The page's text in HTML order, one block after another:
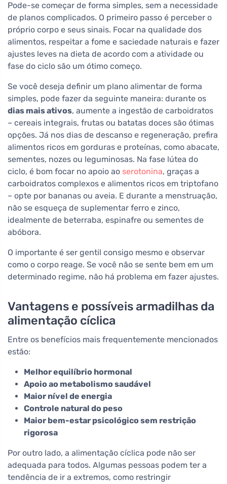
Pode-se começar de forma simples, sem a necessidade
de planos complicados. O primeiro passo é perceber o
próprio corpo e seus sinais. Focar na qualidade dos
alimentos, respeitar a fome e saciedade naturais e fazer
ajustes leves na dieta de acordo com a atividade ou
fase do ciclo são um ótimo começo.
Se você deseja definir um plano alimentar de forma
simples, pode fazer da seguinte maneira: durante os
dias mais ativos, aumente a ingestão de carboidratos
– cereais integrais, frutas ou batatas doces são ótimas
opções. Já nos dias de descanso e regeneração, prefira
alimentos ricos em gorduras e proteínas, como abacate,
sementes, nozes ou leguminosas. Na fase lútea do
ciclo, é bom focar no apoio ao serotonina, graças a
carboidratos complexos e alimentos ricos em triptofano
– opte por bananas ou aveia. E durante a menstruação,
não se esqueça de suplementar ferro e zinco,
idealmente de beterraba, espinafre ou sementes de
abóbora.
O importante é ser gentil consigo mesmo e observar
como o corpo reage. Se você não se sente bem em um
determinado regime, não há problema em fazer ajustes.
Vantagens e possíveis armadilhas da
alimentação cíclica
Entre os benefícios mais frequentemente mencionados
estão:
Melhor equilíbrio hormonal
Apoio ao metabolismo saudável
Maior nível de energia
Controle natural do peso
Maior bem-estar psicológico sem restrição
rigorosa
Por outro lado, a alimentação cíclica pode não ser
adequada para todos. Algumas pessoas podem ter a
tendência de ir a extremos, como restringir